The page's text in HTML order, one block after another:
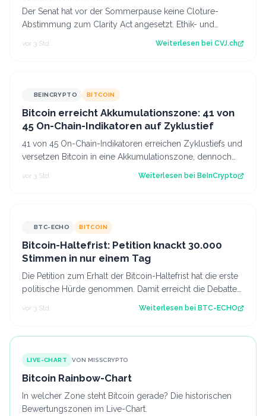
Der Senat hat vor der Sommerpause keine Cloture-
Abstimmung zum Clarity Act angesetzt. Ethik- und
vor 3 Std. Weiterlesen bei CVJ.ch
BEINCRYPTO BITCOIN
Bitcoin erreicht Akkumulationszone: 41 von
45 On-Chain-Indikatoren auf Zyklustief
41 von 45 On-Chain-Indikatoren erreichen Zyklustiefs und
versetzen Bitcoin in eine Akkumulationszone, dennoch
vor 3 Std. Weiterlesen bei BeInCrypto
BTC-ECHO BITCOIN
Bitcoin-Haltefrist: Petition knackt 30.000
Stimmen in nur einem Tag
Die Petition zum Erhalt der Bitcoin-Haltefrist hat die erste
politische Hürde genommen. Damit erreicht die Debatte
vor 3 Std. Weiterlesen bei BTC-ECHO
LIVE-CHART VON MISSCRYPTO
Bitcoin Rainbow-Chart
In welcher Zone steht Bitcoin gerade? Die historischen
Bewertungszonen im Live-Chart.